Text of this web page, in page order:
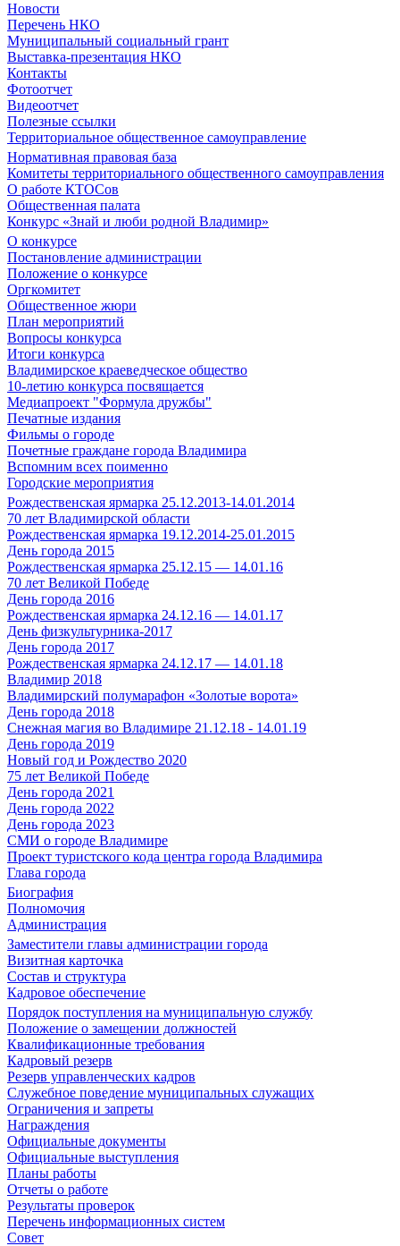
Новости
Перечень НКО
Муниципальный социальный грант
Выставка-презентация НКО
Контакты
Фотоотчет
Видеоотчет
Полезные ссылки
Территориальное общественное самоуправление
Нормативная правовая база
Комитеты территориального общественного самоуправления
О работе КТОСов
Общественная палата
Конкурс «Знай и люби родной Владимир»
О конкурсе
Постановление администрации
Положение о конкурсе
Оргкомитет
Общественное жюри
План мероприятий
Вопросы конкурса
Итоги конкурса
Владимирское краеведческое общество
10-летию конкурса посвящается
Медиапроект "Формула дружбы"
Печатные издания
Фильмы о городе
Почетные граждане города Владимира
Вспомним всех поименно
Городские мероприятия
Рождественская ярмарка 25.12.2013-14.01.2014
70 лет Владимирской области
Рождественская ярмарка 19.12.2014-25.01.2015
День города 2015
Рождественская ярмарка 25.12.15 — 14.01.16
70 лет Великой Победе
День города 2016
Рождественская ярмарка 24.12.16 — 14.01.17
День физкультурника-2017
День города 2017
Рождественская ярмарка 24.12.17 — 14.01.18
Владимир 2018
Владимирский полумарафон «Золотые ворота»
День города 2018
Снежная магия во Владимире 21.12.18 - 14.01.19
День города 2019
Новый год и Рождество 2020
75 лет Великой Победе
День города 2021
День города 2022
День города 2023
СМИ о городе Владимире
Проект туристского кода центра города Владимира
Глава города
Биография
Полномочия
Администрация
Заместители главы администрации города
Визитная карточка
Состав и структура
Кадровое обеспечение
Порядок поступления на муниципальную службу
Положение о замещении должностей
Квалификационные требования
Кадровый резерв
Резерв управленческих кадров
Служебное поведение муниципальных служащих
Ограничения и запреты
Награждения
Официальные документы
Официальные выступления
Планы работы
Отчеты о работе
Результаты проверок
Перечень информационных систем
Совет